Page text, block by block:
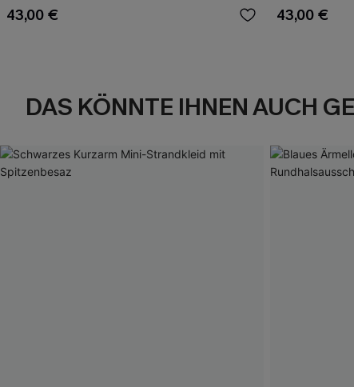
43,00 € 43,00 €
DAS KÖNNTE IHNEN AUCH